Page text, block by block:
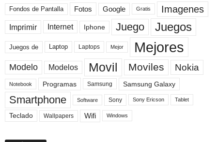
Fondos de Pantalla Fotos Google Gratis Imagenes
Imprimir Internet Iphone Juego Juegos
Juegos de Laptop Laptops Mejor Mejores
Modelo Modelos Movil Moviles Nokia
Notebook Programas Samsung Samsung Galaxy
Smartphone Software Sony Sony Ericson Tablet
Teclado Wallpapers Wifi Windows